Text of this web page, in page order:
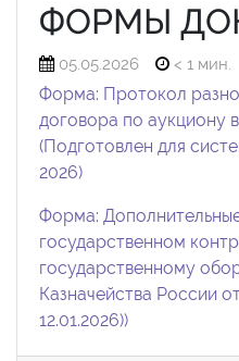
ФОРМЫ
05.05.2026 < 1 мин.
Форма: Протокол
договора по аукциону
(Подготовлен для
2026)
Форма:
государственном
государственному
Казначейства России
12.01.2026))